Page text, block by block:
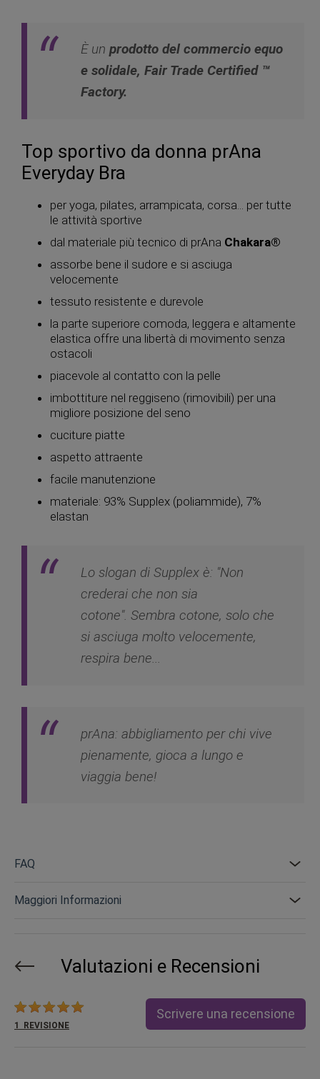
È un prodotto del commercio equo
e solidale, Fair Trade Certified ™
Factory.
Top sportivo da donna prAna
Everyday Bra
per yoga, pilates, arrampicata, corsa... per tutte
le attività sportive
dal materiale più tecnico di prAna Chakara®
assorbe bene il sudore e si asciuga
velocemente
tessuto resistente e durevole
la parte superiore comoda, leggera e altamente
elastica offre una libertà di movimento senza
ostacoli
piacevole al contatto con la pelle
imbottiture nel reggiseno (rimovibili) per una
migliore posizione del seno
cuciture piatte
aspetto attraente
facile manutenzione
materiale: 93% Supplex (poliammide), 7%
elastan
Lo slogan di Supplex è: "Non
crederai che non sia
cotone". Sembra cotone, solo che
si asciuga molto velocemente,
respira bene...
prAna: abbigliamento per chi vive
pienamente, gioca a lungo e
viaggia bene!
FAQ
Maggiori Informazioni
Valutazioni e Recensioni
Valutazione:
1 REVISIONE
Scrivere una recensione